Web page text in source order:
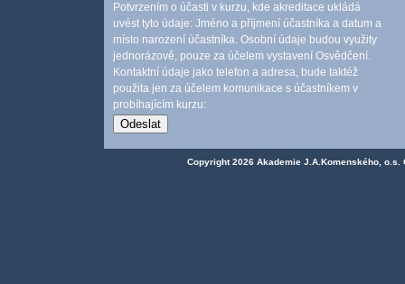
Potvrzením o účasti v kurzu, kde akreditace ukládá
uvést tyto údaje: Jméno a příjmení účastníka a datum a
místo narození účastníka. Osobní údaje budou využity
jednorázově, pouze za účelem vystavení Osvědčení.
Kontaktní údaje jako telefon a adresa, bude taktéž
použita jen za účelem komunikace s účastníkem v
probíhajícím kurzu:
Copyright 2026 Akademie J.A.Komenského, o.s.